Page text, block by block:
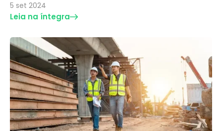
5 set 2024
Leia na íntegra